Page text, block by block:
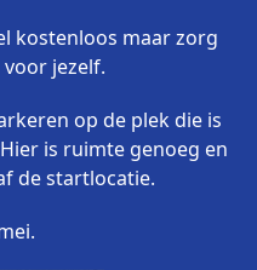
kostenloos maar zorg
jezelf.
op de plek die is
is ruimte genoeg en
de startlocatie.